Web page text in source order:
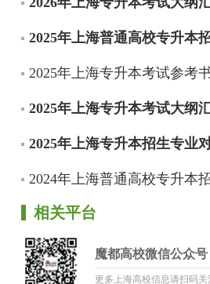
2025年上海普通高校专升本
2025年上海专升本考试参考
2025年上海专升本考试大纲
2025年上海专升本招生专业
2024年上海普通高校专升本
相关平台
魔都高校微信公众号
更多上海高校信息请扫码关